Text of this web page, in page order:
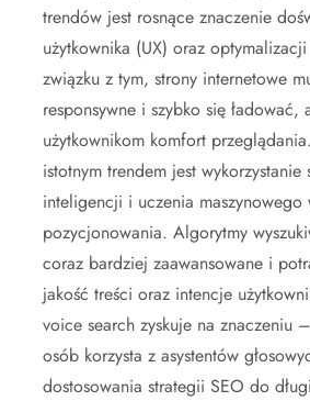
trendów jest rosnące znaczenie
użytkownika (UX) oraz
związku z tym, strony internetowe
responsywne i szybko się ładować,
użytkownikom komfort
istotnym trendem jest wykorzystanie
inteligencji i uczenia maszynowego
pozycjonowania. Algorytmy
coraz bardziej zaawansowane i
jakość treści oraz intencje
voice search zyskuje na znaczeniu
osób korzysta z asystentów
dostosowania strategii SEO do